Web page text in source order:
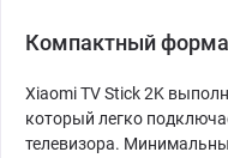
Компактный
Xiaomi TV Stick 2K
который легко
телевизора.